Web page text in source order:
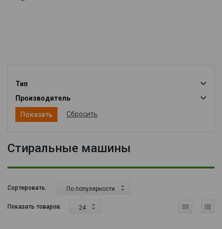
Тип
Производитель
Сбросить
Стиральные машины
Сортировать: По популярности
Показать товаров: 24